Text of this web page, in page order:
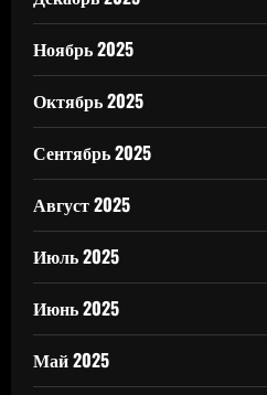
Ноябрь 2025
Октябрь 2025
Сентябрь 2025
Август 2025
Июль 2025
Июнь 2025
Май 2025